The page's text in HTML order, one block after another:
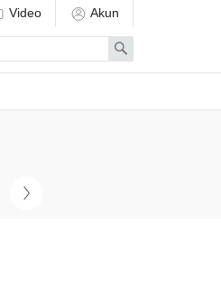
Video Akun
Search